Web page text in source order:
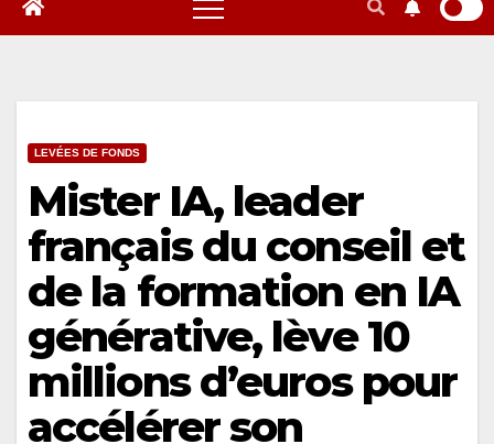
LEVÉES DE FONDS
Mister IA, leader
français du conseil et
de la formation en IA
générative, lève 10
millions d’euros pour
accélérer son